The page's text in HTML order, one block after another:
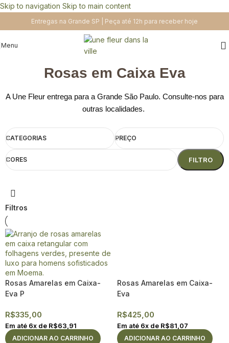
Skip to navigation Skip to main content
Entregas na Grande SP | Peça até 12h para receber hoje
Menu
Rosas em Caixa Eva
A Une Fleur entrega para a Grande São Paulo. Consulte-nos para
outras localidades.
CATEGORIAS PREÇO
CORES FILTRO
Filtros
Rosas Amarelas em Caixa-
Eva P
R$335,00
Em até 6x de R$63,91
ADICIONAR AO CARRINHO
Rosas Amarelas em Caixa-
Eva
R$425,00
Em até 6x de R$81,07
ADICIONAR AO CARRINHO